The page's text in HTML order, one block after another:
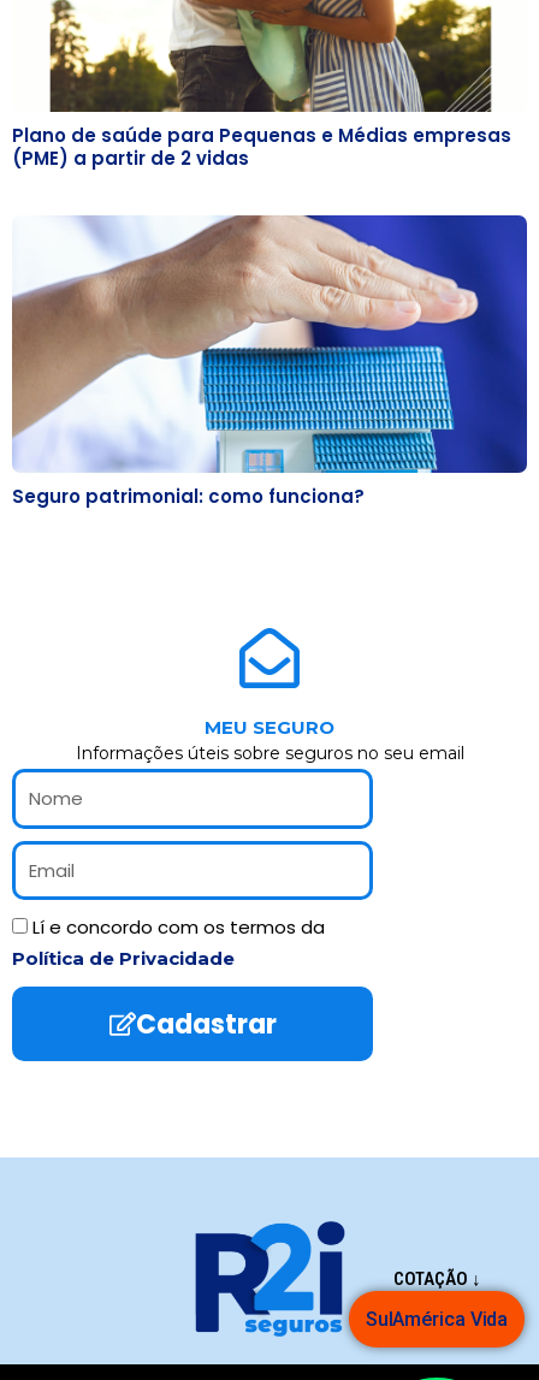
Plano de saúde para Pequenas e Médias empresas
(PME) a partir de 2 vidas
Seguro patrimonial: como funciona?
MEU SEGURO
Informações úteis sobre seguros no seu email
Nome
Email
Aceite
Lí e concordo com os termos da
Política de Privacidade
Cadastrar
COTAÇÃO ↓
SulAmérica Vida